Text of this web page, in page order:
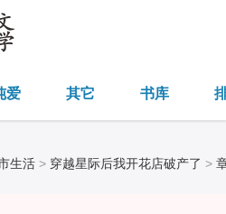
爱 其它 书库
生活 > 穿越星际后我开花店破产了 >